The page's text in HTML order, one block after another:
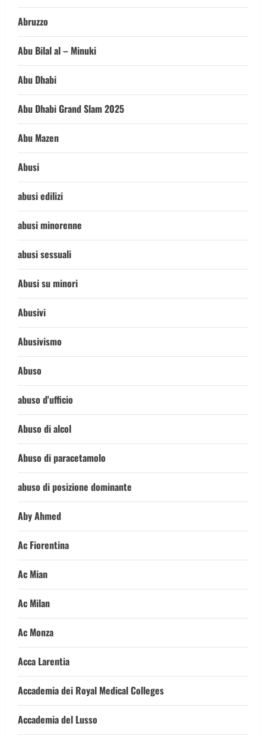
Abruzzo
Abu Bilal al – Minuki
Abu Dhabi
Abu Dhabi Grand Slam 2025
Abu Mazen
Abusi
abusi edilizi
abusi minorenne
abusi sessuali
Abusi su minori
Abusivi
Abusivismo
Abuso
abuso d'ufficio
Abuso di alcol
Abuso di paracetamolo
abuso di posizione dominante
Aby Ahmed
Ac Fiorentina
Ac Mian
Ac Milan
Ac Monza
Acca Larentia
Accademia dei Royal Medical Colleges
Accademia del Lusso